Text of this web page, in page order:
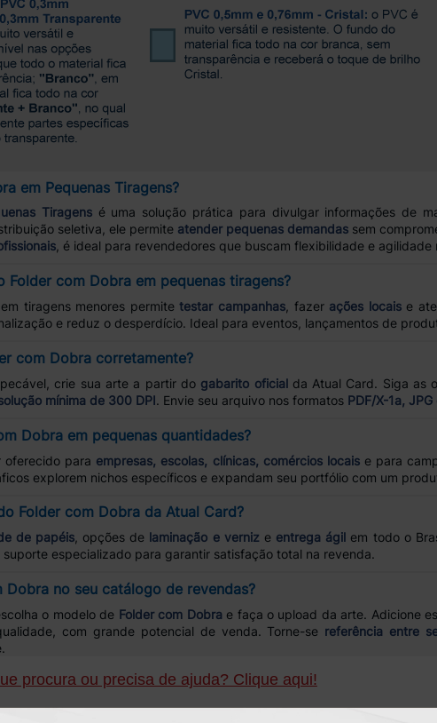
em Pequenas Tiragens?
Tiragensé uma solução prática para divulgar informações de
seletiva, ele permite atender pequenas demandas sem
, é ideal para revendedores que buscam flexibilidade e agilidade
Folder com Dobra em pequenas tiragens?
em tiragens menores permitetestar campanhas , fazer ações locaise
e reduz o desperdício. Ideal para eventos, lançamentos de
com Dobra corretamente?
crie sua arte a partir do gabarito oficialda Atual Card. Siga as
mínima de 300 DPI. Envie seu arquivo nos formatos PDF/X-1a, JPG
Dobra em pequenas quantidades?
oferecido para empresas, escolas, clínicas, comércios locaise para
explorem nichos específicos e expandam seu portfólio com um
Folder com Dobra da Atual Card?
de papéis , opções de laminação e verniz e entrega ágil em todo o
suporte especializado para garantir satisfação total na revenda.
no seu catálogo de revendas?
o modelo de Folder com Dobra e faça o upload da arte. Adicione
com grande potencial de venda. Torne-se referência entre
procura ou precisa de ajuda? Clique aqui!
serão respondidas, porém mensagens enviadas por clientes cadastrados